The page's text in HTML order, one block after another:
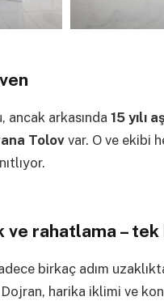
ancak arkasında 15 yılı
Tolov var. O ve ekibi
ve rahatlama –
birkaç adım
Dojran, harika iklimi ve